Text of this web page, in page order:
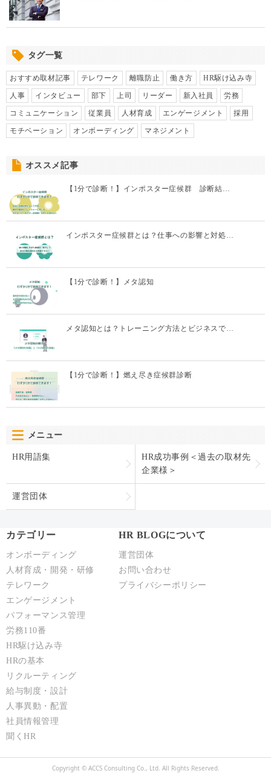
タグ一覧
おすすめ取材記事 テレワーク 離職防止 働き方 HR駆け込み寺
人事 インタビュー 部下 上司 リーダー 新入社員 労務
コミュニケーション 従業員 人材育成 エンゲージメント 採用
モチベーション オンボーディング マネジメント
オススメ記事
【1分で診断！】インポスター症候群 診断結…
インポスター症候群とは？仕事への影響と対処…
【1分で診断！】メタ認知
メタ認知とは？トレーニング方法とビジネスで…
【1分で診断！】燃え尽き症候群診断
メニュー
HR用語集
HR成功事例＜過去の取材先
企業様＞
運営団体
カテゴリー
オンボーディング
人材育成・開発・研修
テレワーク
エンゲージメント
パフォーマンス管理
労務110番
HR駆け込み寺
HRの基本
リクルーティング
給与制度・設計
人事異動・配置
社員情報管理
聞くHR
HR BLOGについて
運営団体
お問い合わせ
プライバシーポリシー
Copyright © ACCS Consulting Co., Ltd. All Rights Reserved.